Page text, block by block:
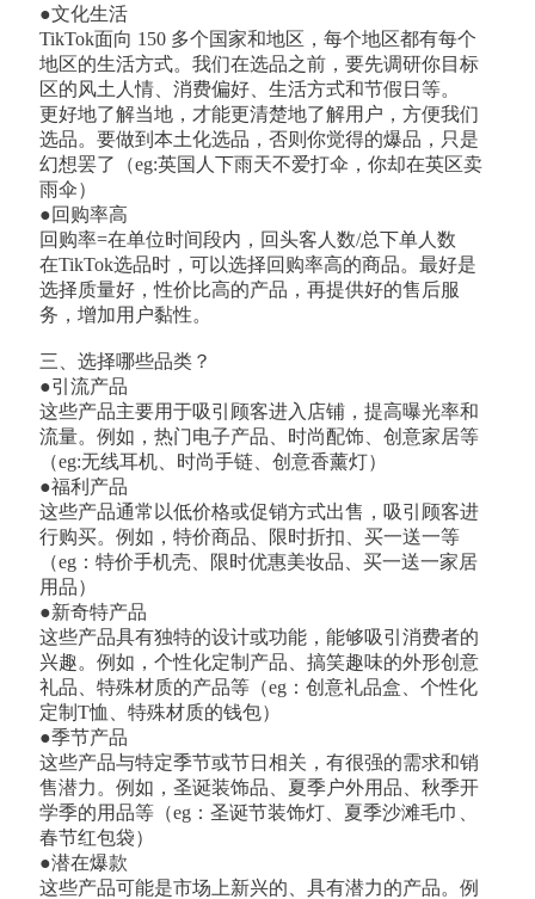
●文化生活
TikTok面向 150 多个国家和地区，每个地区都有每个
地区的生活方式。我们在选品之前，要先调研你目标
区的风土人情、消费偏好、生活方式和节假日等。
更好地了解当地，才能更清楚地了解用户，方便我们
选品。要做到本土化选品，否则你觉得的爆品，只是
幻想罢了（eg:英国人下雨天不爱打伞，你却在英区卖
雨伞）
●回购率高
回购率=在单位时间段内，回头客人数/总下单人数
在TikTok选品时，可以选择回购率高的商品。最好是
选择质量好，性价比高的产品，再提供好的售后服
务，增加用户黏性。
三、选择哪些品类？
●引流产品
这些产品主要用于吸引顾客进入店铺，提高曝光率和
流量。例如，热门电子产品、时尚配饰、创意家居等
（eg:无线耳机、时尚手链、创意香薰灯）
●福利产品
这些产品通常以低价格或促销方式出售，吸引顾客进
行购买。例如，特价商品、限时折扣、买一送一等
（eg：特价手机壳、限时优惠美妆品、买一送一家居
用品）
●新奇特产品
这些产品具有独特的设计或功能，能够吸引消费者的
兴趣。例如，个性化定制产品、搞笑趣味的外形创意
礼品、特殊材质的产品等（eg：创意礼品盒、个性化
定制T恤、特殊材质的钱包）
●季节产品
这些产品与特定季节或节日相关，有很强的需求和销
售潜力。例如，圣诞装饰品、夏季户外用品、秋季开
学季的用品等（eg：圣诞节装饰灯、夏季沙滩毛巾、
春节红包袋）
●潜在爆款
这些产品可能是市场上新兴的、具有潜力的产品。例